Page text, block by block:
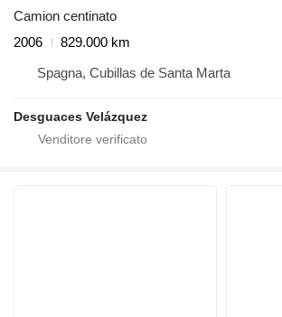
Camion centinato
2006
829.000 km
Spagna, Cubillas de Santa Marta
Desguaces Velázquez